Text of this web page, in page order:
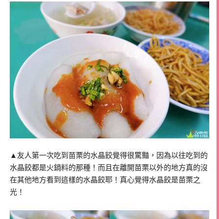
▲友人第一次吃到苗栗的水晶餃覺得很驚豔，因為以往吃到的
水晶餃都是火鍋料的那種！而且在離開苗栗以外的地方真的沒
在其他地方看到這樣的水晶餃耶！真心覺得水晶餃是苗栗之
光！